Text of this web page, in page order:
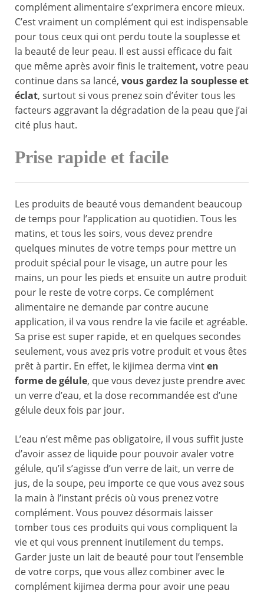
complément alimentaire s’exprimera encore mieux.
C’est vraiment un complément qui est indispensable
pour tous ceux qui ont perdu toute la souplesse et
la beauté de leur peau. Il est aussi efficace du fait
que même après avoir finis le traitement, votre peau
continue dans sa lancé, vous gardez la souplesse et
éclat, surtout si vous prenez soin d’éviter tous les
facteurs aggravant la dégradation de la peau que j’ai
cité plus haut.
Prise rapide et facile
Les produits de beauté vous demandent beaucoup
de temps pour l’application au quotidien. Tous les
matins, et tous les soirs, vous devez prendre
quelques minutes de votre temps pour mettre un
produit spécial pour le visage, un autre pour les
mains, un pour les pieds et ensuite un autre produit
pour le reste de votre corps. Ce complément
alimentaire ne demande par contre aucune
application, il va vous rendre la vie facile et agréable.
Sa prise est super rapide, et en quelques secondes
seulement, vous avez pris votre produit et vous êtes
prêt à partir. En effet, le kijimea derma vinten
forme de gélule, que vous devez juste prendre avec
un verre d’eau, et la dose recommandée est d’une
gélule deux fois par jour.
L’eau n’est même pas obligatoire, il vous suffit juste
d’avoir assez de liquide pour pouvoir avaler votre
gélule, qu’il s’agisse d’un verre de lait, un verre de
jus, de la soupe, peu importe ce que vous avez sous
la main à l’instant précis où vous prenez votre
complément. Vous pouvez désormais laisser
tomber tous ces produits qui vous compliquent la
vie et qui vous prennent inutilement du temps.
Garder juste un lait de beauté pour tout l’ensemble
de votre corps, que vous allez combiner avec le
complément kijimea derma pour avoir une peau